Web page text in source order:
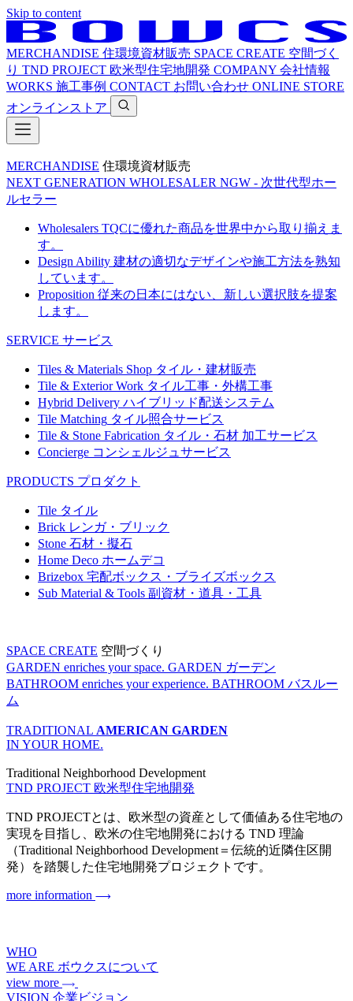
Skip to content
MERCHANDISE 住環境資材販売 SPACE CREATE 空間づく
り TND PROJECT 欧米型住宅地開発 COMPANY 会社情報
WORKS 施工事例 CONTACT お問い合わせ ONLINE STORE
オンラインストア
MERCHANDISE 住環境資材販売
NEXT GENERATION WHOLESALER NGW - 次世代型ホー
ルセラー
Wholesalers TQCに優れた商品を世界中から取り揃えま
す。
Design Ability 建材の適切なデザインや施工方法を熟知
しています。
Proposition 従来の日本にはない、新しい選択肢を提案
します。
SERVICE サービス
Tiles & Materials Shop タイル・建材販売
Tile & Exterior Work タイル工事・外構工事
Hybrid Delivery ハイブリッド配送システム
Tile Matching タイル照合サービス
Tile & Stone Fabrication タイル・石材 加工サービス
Concierge コンシェルジュサービス
PRODUCTS プロダクト
Tile タイル
Brick レンガ・ブリック
Stone 石材・擬石
Home Deco ホームデコ
Brizebox 宅配ボックス・ブライズボックス
Sub Material & Tools 副資材・道具・工具
SPACE CREATE 空間づくり
GARDEN enriches your space. GARDEN ガーデン
BATHROOM enriches your experience. BATHROOM バスルー
ム
TRADITIONAL AMERICAN GARDEN
IN YOUR HOME.
Traditional Neighborhood Development
TND PROJECT 欧米型住宅地開発
TND PROJECTとは、欧米型の資産として価値ある住宅地の
実現を目指し、欧米の住宅地開発における TND 理論
（Traditional Neighborhood Development＝伝統的近隣住区開
発）を踏襲した住宅地開発プロジェクトです。
more information
WHO
WE ARE ボウクスについて
view more
VISION 企業ビジョン